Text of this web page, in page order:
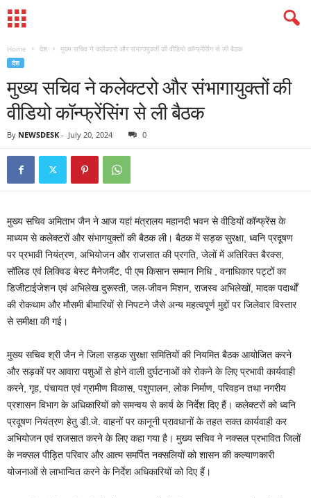
Home देश मुख्य सचिव ने कलेक्टरो और संभागायुक्तों की वीडियो कॉन्फ्रेंसिंग से ली बैठक
देश
मुख्य सचिव ने कलेक्टरो और संभागायुक्तों की
वीडियो कॉन्फ्रेंसिंग से ली बैठक
By NEWSDESK - July 20, 2024 0
मुख्य सचिव अमिताभ जैन ने आज यहां मंत्रालय महानदी भवन से वीडियों कॉन्फ्रेंस के
माध्यम से कलेक्टरों और संभागयुक्तों की बैठक ली। बैठक में सड़क सुरक्षा, ध्वनि प्रदूषण
पर प्रभावी नियंत्रण, अभियोजन और राजसात की प्रगति, जेलों में अतिरिक्त बैरक्स,
सॉलिड एवं लिक्विड बेस्ट मैनेजमैंट, पी एम किसान सम्मान निधि , वनाधिकार पट्टों का
डिजीटाईजेशन एवं अभिलेख दुरूस्ती, जल-जीवन मिशन, राजस्व अभिलेखों, मादक पदार्थों
की रोकथाम और मौसमी बीमारियों से निपटने जैसे अन्य महत्वपूर्ण मुद्दों पर जिलेवार विस्तार
से समीक्षा की गई।
मुख्य सचिव श्री जैन ने जिला सड़क सुरक्षा समितियों की नियमित बैठक आयोजित करने
और सड़कों पर आवारा पशुओं से होने वाली दुर्घटनाओं को रोकने के लिए प्रभावी कार्यवाही
करने, गृह, पंचायत एवं ग्रामीण विकास, पशुपालन, लोक निर्माण, परिवहन तथा नगरीय
प्रशासन विभाग के अधिकारियों को समन्वय से कार्य के निर्देश दिए हैं। कलेक्टरों को ध्वनि
प्रदूषण नियंत्रण हेतु डी.जे. वाहनों पर कानूनी प्रावधानों के तहत सक्त कार्यवाही कर
अभियोजन एवं राजसात करने के लिए कहा गया है। मुख्य सचिव ने नक्सल प्रभावित जिलों
के नक्सल पीड़ित परिवार और आत्म समर्पित नक्सलियों को शासन की कल्याणकारी
योजनाओं से लाभान्वित करने के निर्देश अधिकारियों को दिए हैं।